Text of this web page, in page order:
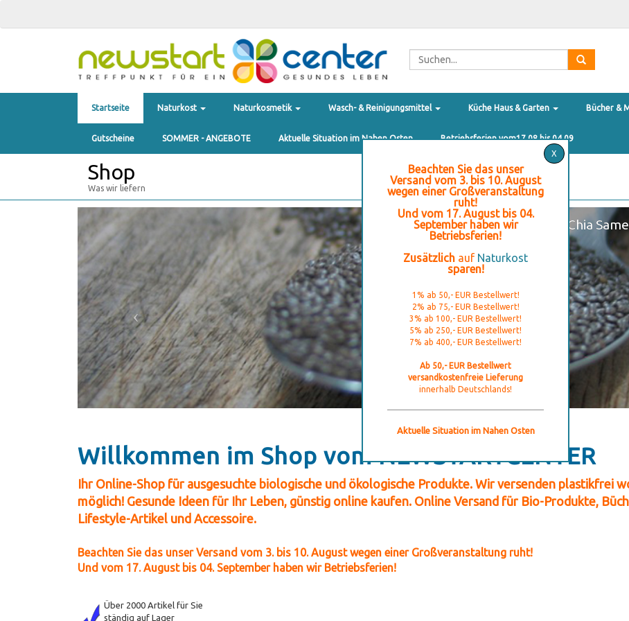
Startseite Naturkost Naturkosmetik Wasch- & Reinigungsmittel Küche Haus & Garten Bücher &
Gutscheine SOMMER - ANGEBOTE Aktuelle Situation im Nahen Osten Betriebsferien vom17.08 bis 04.09
Shop
Was wir liefern
Chia
X
Beachten Sie das unser
Versand vom 3. bis 10. August
wegen einer Großveranstaltung
ruht!
Und vom 17. August bis 04.
September haben wir
Betriebsferien!
Zusätzlich auf Naturkost
sparen!
1% ab 50,- EUR Bestellwert!
2% ab 75,- EUR Bestellwert!
3% ab 100,- EUR Bestellwert!
5% ab 250,- EUR Bestellwert!
7% ab 400,- EUR Bestellwert!
Ab 50,- EUR Bestellwert
versandkostenfreie Lieferung
innerhalb Deutschlands!
Aktuelle Situation im Nahen Osten
Willkommen im Shop vom NEWSTARTCENTER
Ihr Online-Shop für ausgesuchte biologische und ökologische Produkte. Wir versenden plastikfrei
möglich! Gesunde Ideen für Ihr Leben, günstig online kaufen. Online Versand für Bio-Produkte,
Lifestyle-Artikel und Accessoire.
Beachten Sie das unser Versand vom 3. bis 10. August wegen einer Großveranstaltung ruht!
Und vom 17. August bis 04. September haben wir Betriebsferien!
Über 2000 Artikel für Sie
ständig auf Lager